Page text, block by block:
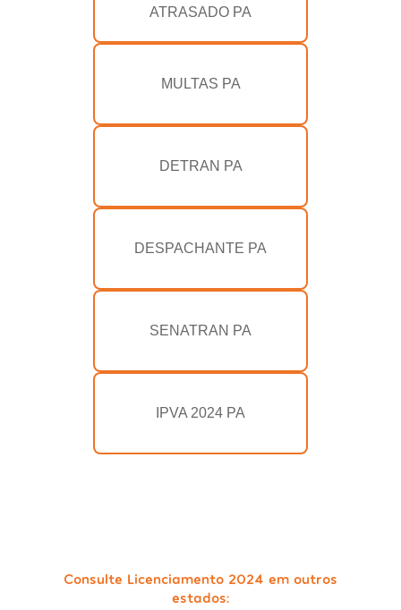
ATRASADO PA
MULTAS PA
DETRAN PA
DESPACHANTE PA
SENATRAN PA
IPVA 2024 PA
Consulte Licenciamento 2024 em outros
estados: